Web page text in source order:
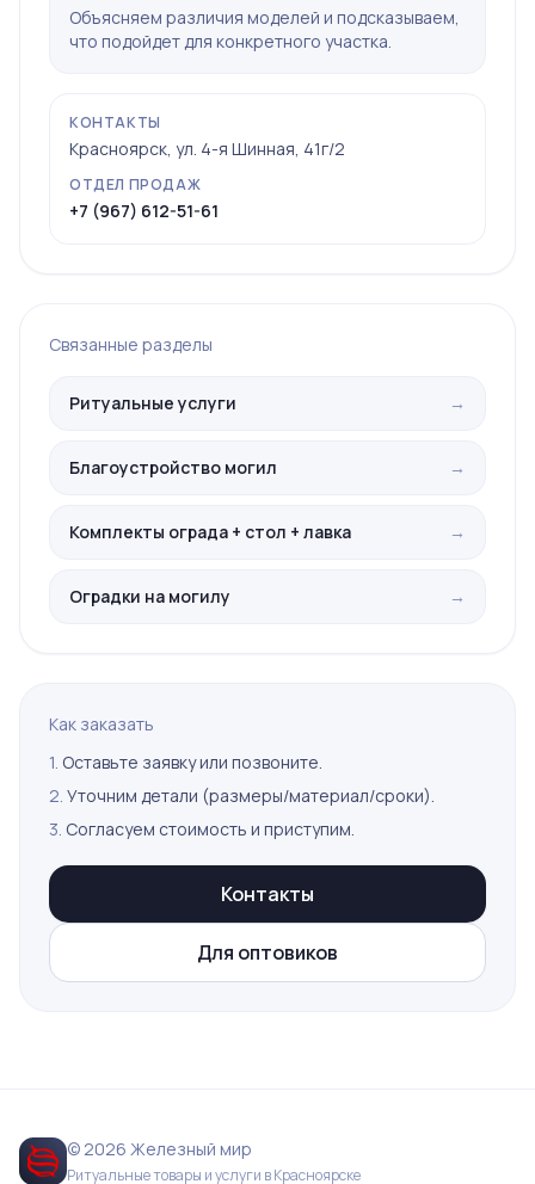
Объясняем различия моделей и подсказываем,
что подойдет для конкретного участка.
КОНТАКТЫ
Красноярск, ул. 4-я Шинная, 41г/2
ОТДЕЛ ПРОДАЖ
+7 (967) 612-51-61
Связанные разделы
Ритуальные услуги →
Благоустройство могил →
Комплекты ограда + стол + лавка →
Оградки на могилу →
Как заказать
1. Оставьте заявку или позвоните.
2. Уточним детали (размеры/материал/сроки).
3. Согласуем стоимость и приступим.
Контакты
Для оптовиков
© 2026 Железный мир
Ритуальные товары и услуги в Красноярске